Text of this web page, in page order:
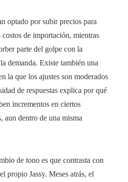
optado por subir precios para
de importación, mientras
parte del golpe con la
demanda. Existe también una
la que los ajustes son moderados
de respuestas explica por qué
incrementos en ciertos
aun dentro de una misma
de tono es que contrasta con
propio Jassy. Meses atrás, el